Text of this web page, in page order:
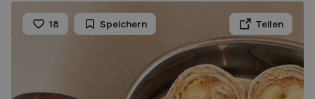
18
Liken
Speichern Teilen